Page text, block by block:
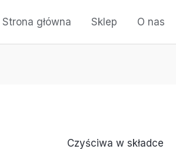
Strona główna Sklep O nas
Czyściwa w składce